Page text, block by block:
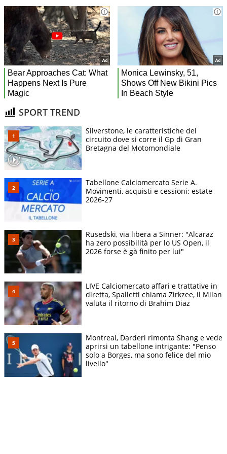
SPORT TREND
Silverstone, le caratteristiche del
circuito dove si corre il Gp di Gran
Bretagna del Motomondiale
Tabellone Calciomercato Serie A.
Movimenti, acquisti e cessioni: estate
2026-27
Rusedski, via libera a Sinner: "Alcaraz
ha zero possibilità per lo US Open, il
2026 forse è gà finito per lui"
LIVE Calciomercato affari e trattative in
diretta, Spalletti chiama Zirkzee, il Milan
valuta il ritorno di Brahim Diaz
Montreal, Darderi rimonta Shang e vede
aprirsi un tabellone intrigante: "Penso
solo a Borges, ma sono felice del mio
livello"